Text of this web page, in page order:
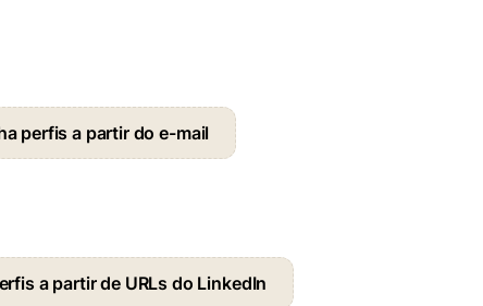
perfis a partir do e-mail
a partir de URLs do LinkedIn